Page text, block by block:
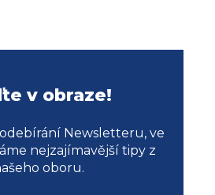
v obraze!
Newsletteru, ve
nejzajímavější tipy z
oboru.